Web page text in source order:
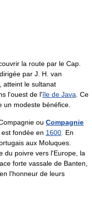
la route par le Cap.
par J. H. van
, atteint le sultanat
l'ouest de l'île de Java . Ce
modeste bénéfice.
ou Compagnie
est fondée en 1600 . En
aux Moluques.
du poivre vers l'Europe, la
forte vassale de Banten,
l'honneur de leurs